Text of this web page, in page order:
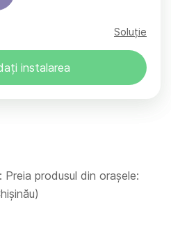
Soluție
instalarea
Preia produsul din orașele: